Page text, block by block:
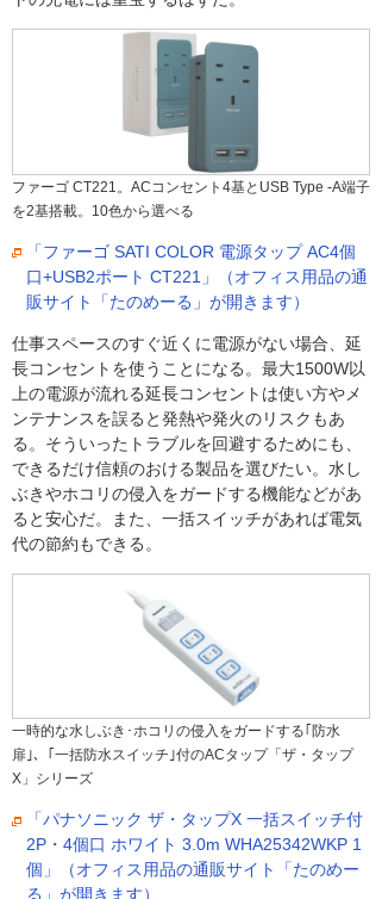
ファーゴ CT221。ACコンセント4基とUSB Type -A端子
を2基搭載。10色から選べる
「ファーゴ SATI COLOR 電源タップ AC4個
口+USB2ポート CT221」（オフィス用品の通
販サイト「たのめーる」が開きます）
仕事スペースのすぐ近くに電源がない場合、延
長コンセントを使うことになる。最大1500W以
上の電源が流れる延長コンセントは使い方やメ
ンテナンスを誤ると発熱や発火のリスクもあ
る。そういったトラブルを回避するためにも、
できるだけ信頼のおける製品を選びたい。水し
ぶきやホコリの侵入をガードする機能などがあ
ると安心だ。また、一括スイッチがあれば電気
代の節約もできる。
一時的な水しぶき･ホコリの侵入をガードする｢防水
扉｣、｢一括防水スイッチ｣付のACタップ「ザ・タップ
X」シリーズ
「パナソニック ザ・タップX 一括スイッチ付
2P・4個口 ホワイト 3.0m WHA25342WKP 1
個」（オフィス用品の通販サイト「たのめー
る」が開きます）